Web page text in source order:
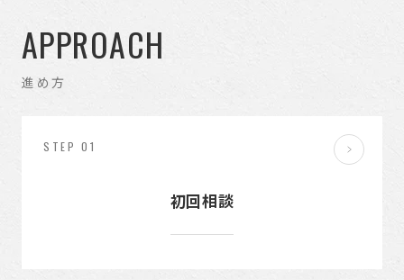
APPROACH
進め方
STEP 01
初回相談